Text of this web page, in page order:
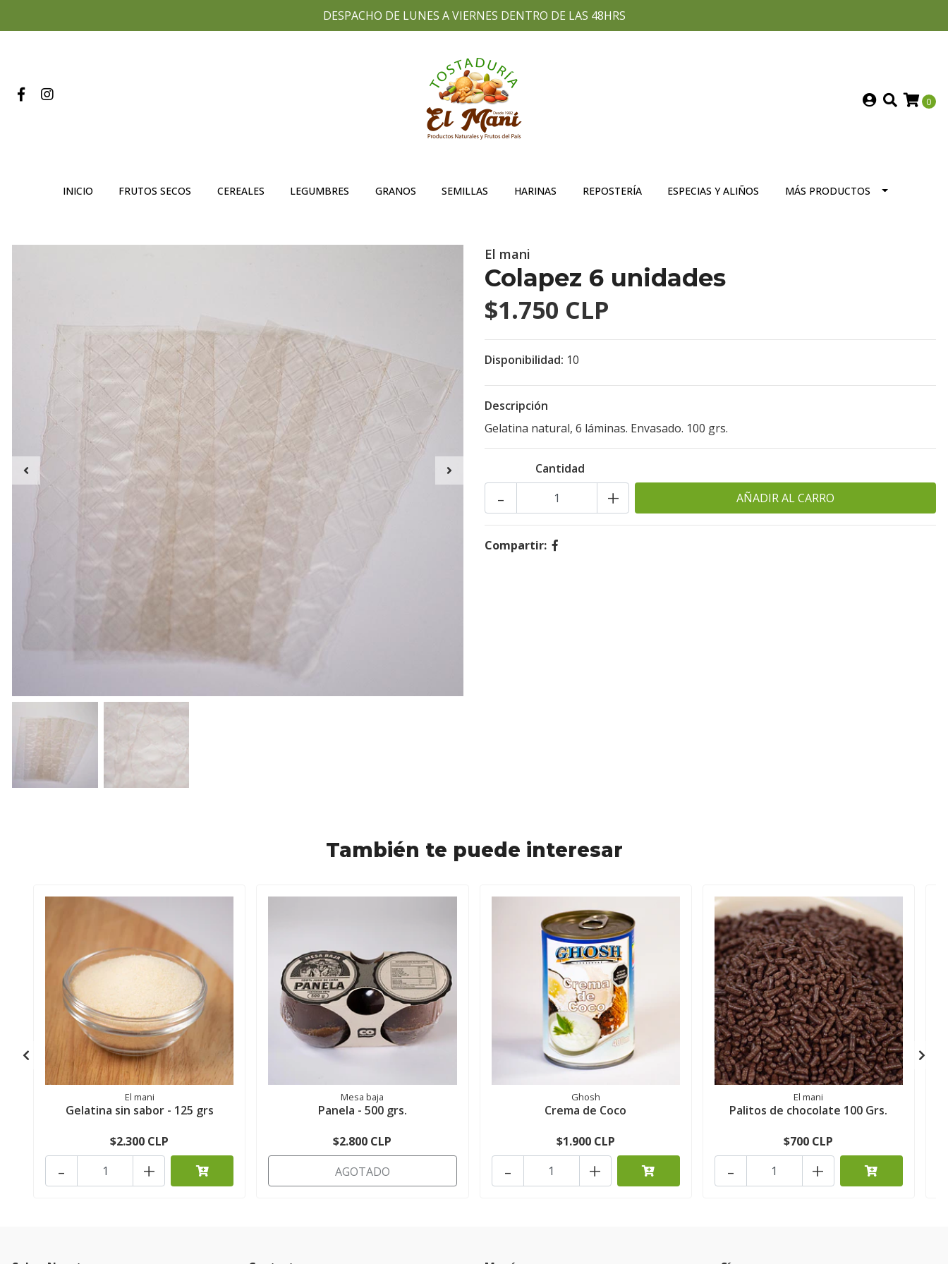
DESPACHO DE LUNES A VIERNES DENTRO DE LAS 48HRS
0
INICIO FRUTOS SECOS CEREALES LEGUMBRES GRANOS SEMILLAS HARINAS REPOSTERÍA ESPECIAS Y ALIÑOS MÁS PRODUCTOS
El mani
Colapez 6 unidades
$1.750 CLP
Disponibilidad: 10
Descripción
Gelatina natural, 6 láminas. Envasado. 100 grs.
Cantidad
+
-
Compartir:
También te puede interesar
El mani
Gelatina sin sabor - 125 grs
$2.300 CLP
+
-
Mesa baja
Panela - 500 grs.
$2.800 CLP
AGOTADO
Ghosh
Crema de Coco
$1.900 CLP
+
-
El mani
Palitos de chocolate 100 Grs.
$700 CLP
+
-